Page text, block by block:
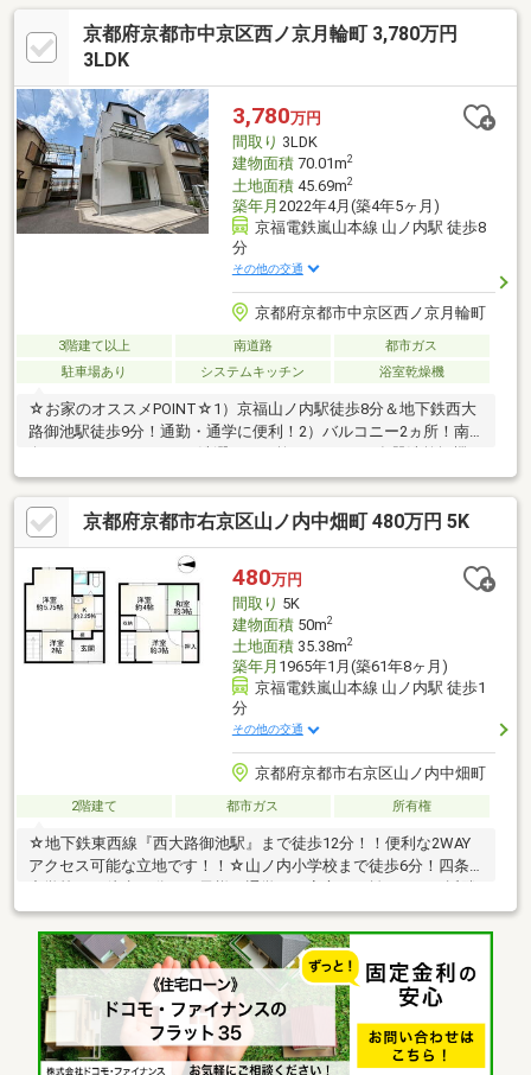
地です。落ち着いた住宅環境と利便性を兼ね備え、幅広い世帯に
支持されるバランスの良い住環境が形成されている一角にあるお
家です。収益物件としてもいいですね♪
京都府京都市中京区西ノ京月輪町 3,780万円
3LDK
3,780万円
間取り 3LDK
建物面積70.01m2
土地面積45.69m2
築年月 2022年4月(築4年5ヶ月)
京福電鉄嵐山本線 山ノ内駅 徒歩8
分
その他の交通
京都府京都市中京区西ノ京月輪町
3階建て以上 南道路
都市ガス
駐車場あり
システムキッチン 浴室乾燥機
☆お家のオススメPOINT☆1）京福山ノ内駅徒歩8分＆地下鉄西大
路御池駅徒歩9分！通勤・通学に便利！2）バルコニー2ヵ所！南
浴室暖房換気乾燥機付！充実設備です！《周辺施設》・ファミリ
ーマート…歩4分 ・マツモト…歩5分・西本願寺保育園…歩6
分 ・朱雀第八小学校…歩11分資料請求などお気軽にお問い合わ
せください！※ご案内はお電話でのご予約がスムーズです
♪→『0120-041-191』
京都府京都市右京区山ノ内中畑町 480万円 5K
480万円
間取り 5K
建物面積50m2
土地面積35.38m2
築年月 1965年1月(築61年8ヶ月)
京福電鉄嵐山本線 山ノ内駅 徒歩1
分
その他の交通
京都府京都市右京区山ノ内中畑町
2階建て 都市ガス 所有権
☆地下鉄東西線『西大路御池駅』まで徒歩12分！！便利な2WAY
アクセス可能な立地です！！☆山ノ内小学校まで徒歩6分！四条
のお買い物施設≫●ファミリーマート御池山ノ内店・・・359ｍ●
サンディ京都山ノ内店・・・389ｍ●ドラッグユタカ葛野大路
店・・・469ｍ●セブンイレブン京都葛野大路三条店・・・478ｍ●
スーパーマツモト西小路御池店・・・480ｍ●スギ薬局山ノ内
店・・・519ｍ●京都ファミリー・・・579ｍ●